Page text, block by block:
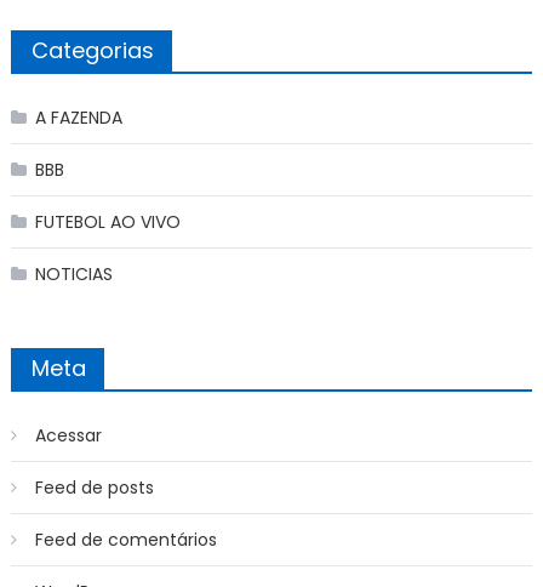
Categorias
A FAZENDA
BBB
FUTEBOL AO VIVO
NOTICIAS
Meta
Acessar
Feed de posts
Feed de comentários